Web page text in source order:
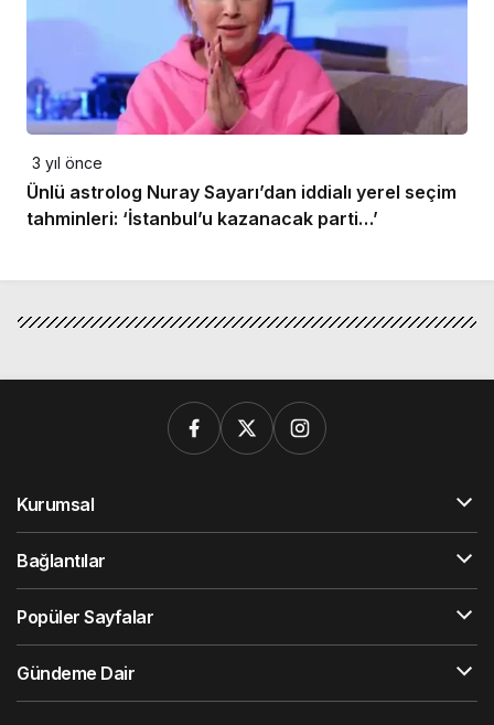
3 yıl önce
Ünlü astrolog Nuray Sayarı’dan iddialı yerel seçim
tahminleri: ‘İstanbul’u kazanacak parti…’
Kurumsal
Bağlantılar
Popüler Sayfalar
Gündeme Dair